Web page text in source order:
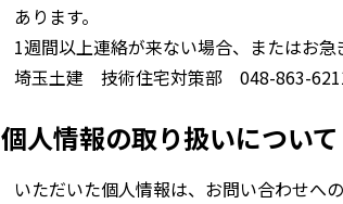
あります。
1週間以上連絡が来ない場合、またはお
埼玉土建 技術住宅対策部 048-863-
個人情報の取り扱いについて
いただいた個人情報は、お問い合わせへ